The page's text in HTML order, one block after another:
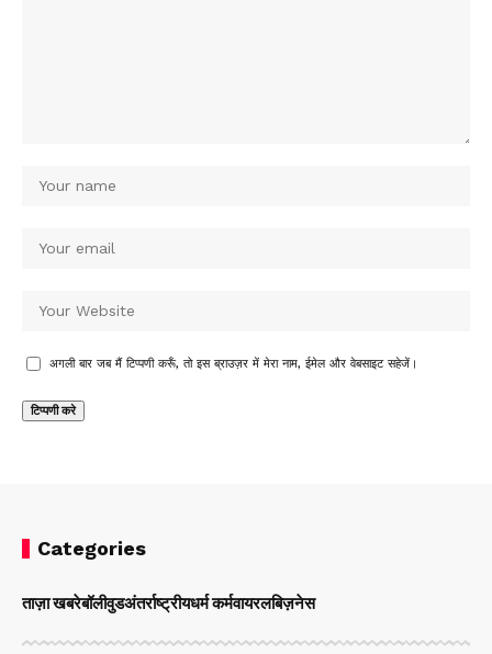
अगली बार जब मैं टिप्पणी करूँ, तो इस ब्राउज़र में मेरा नाम, ईमेल और वेबसाइट सहेजें।
Categories
ताज़ा खबरेबॉलीवुडअंतर्राष्ट्रीयधर्म कर्मवायरलबिज़नेस